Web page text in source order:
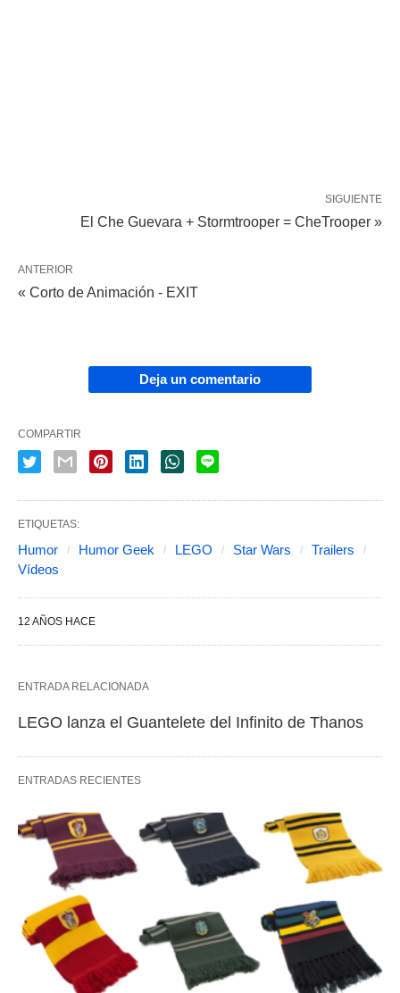
SIGUIENTE
El Che Guevara + Stormtrooper = CheTrooper »
ANTERIOR
« Corto de Animación - EXIT
Deja un comentario
COMPARTIR
ETIQUETAS:
Humor Humor Geek LEGO Star Wars
Trailers
Vídeos
12 AÑOS HACE
ENTRADA RELACIONADA
LEGO lanza el Guantelete del Infinito de Thanos
ENTRADAS RECIENTES